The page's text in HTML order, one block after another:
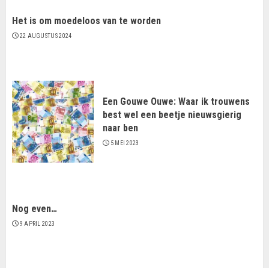
Het is om moedeloos van te worden
22 AUGUSTUS 2024
Een Gouwe Ouwe: Waar ik trouwens
best wel een beetje nieuwsgierig
naar ben
5 MEI 2023
Nog even…
9 APRIL 2023